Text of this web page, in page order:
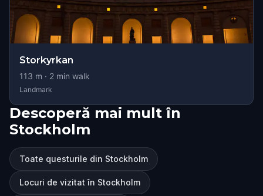
Storkyrkan
113 m · 2 min walk
Landmark
Descoperă mai mult în
Stockholm
Toate questurile din Stockholm
Locuri de vizitat în Stockholm